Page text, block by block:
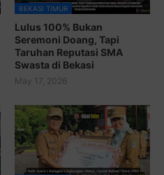
BEKASI TIMUR
Lulus 100% Bukan
Seremoni Doang, Tapi
Taruhan Reputasi SMA
Swasta di Bekasi
May 17, 2026